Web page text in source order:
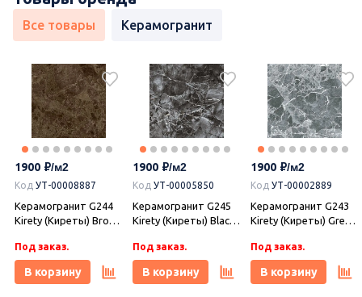
Все товары Керамогранит
1900
Код УТ-00008887
Керамогранит G244
Kirety (Киреты) Brown
Гранитея
Под заказ.
В корзину
1900
Код УТ-00005850
Керамогранит G245
Kirety (Киреты) Black
Гранитея
Под заказ.
В корзину
1900
Код УТ-00002889
Керамогранит G243
Kirety (Киреты) Grey
Гранитея
Под заказ.
В корзину